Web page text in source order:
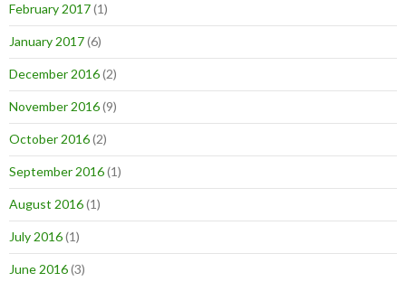
February 2017(1)
January 2017(6)
December 2016(2)
November 2016(9)
October 2016(2)
September 2016(1)
August 2016(1)
July 2016(1)
June 2016(3)